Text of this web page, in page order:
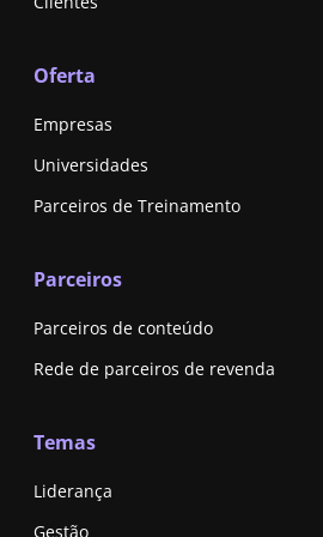
Oferta
Empresas
Universidades
Parceiros de Treinamento
Parceiros
Parceiros de conteúdo
Rede de parceiros de revenda
Temas
Liderança
Gestão